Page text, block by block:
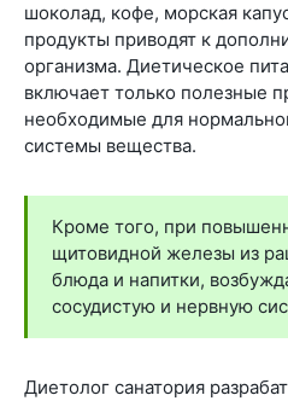
шоколад, кофе, морская
продукты приводят к
организма. Диетическое
включает только полезные
необходимые для
системы вещества.
Кроме того, при
щитовидной железы из
блюда и напитки,
сосудистую и нервную
Диетолог санатория